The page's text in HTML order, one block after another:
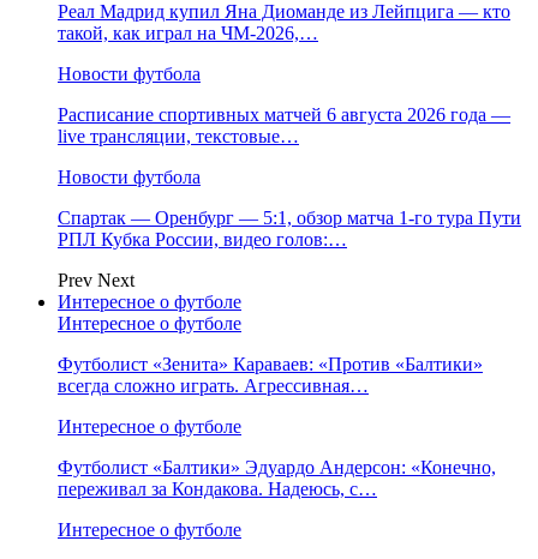
Реал Мадрид купил Яна Диоманде из Лейпцига — кто
такой, как играл на ЧМ-2026,…
Новости футбола
Расписание спортивных матчей 6 августа 2026 года —
live трансляции, текстовые…
Новости футбола
Спартак — Оренбург — 5:1, обзор матча 1-го тура Пути
РПЛ Кубка России, видео голов:…
Prev Next
Интересное о футболе
Интересное о футболе
Футболист «Зенита» Караваев: «Против «Балтики»
всегда сложно играть. Агрессивная…
Интересное о футболе
Футболист «Балтики» Эдуардо Андерсон: «Конечно,
переживал за Кондакова. Надеюсь, с…
Интересное о футболе